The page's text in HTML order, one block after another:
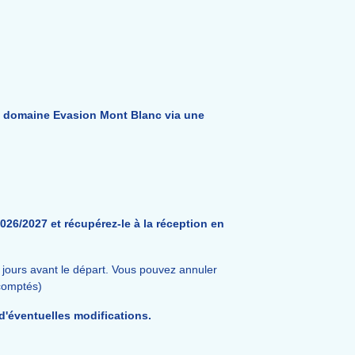
Evasion Mont Blanc via une
2027 et récupérez-le à la réception en
avant le départ. Vous pouvez annuler
modifications.